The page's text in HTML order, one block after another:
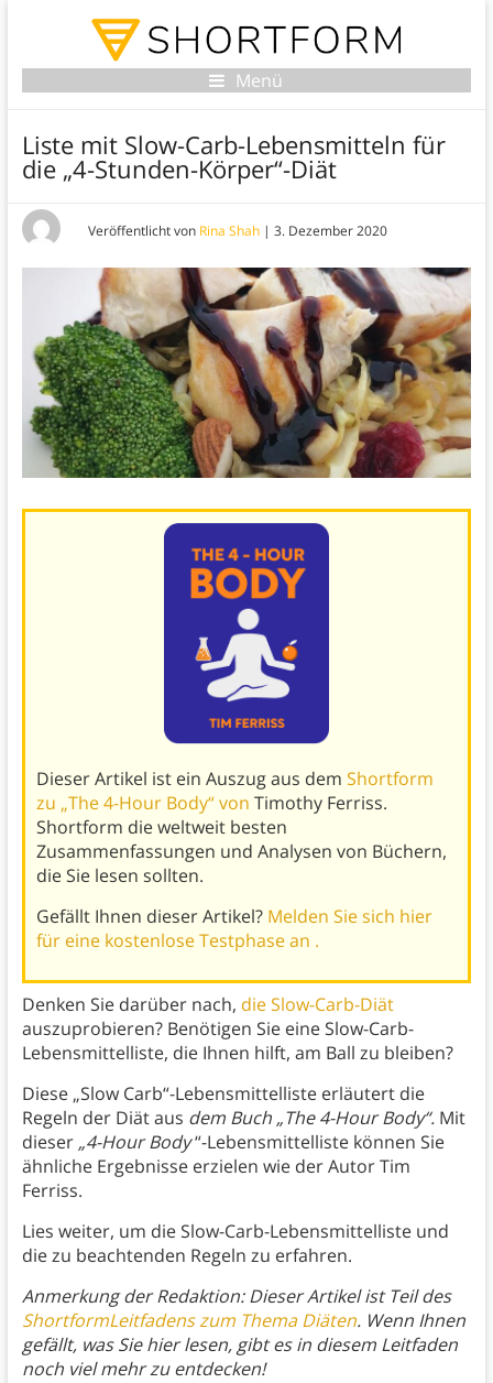
Menü
Liste mit Slow-Carb-Lebensmitteln für
die „4-Stunden-Körper“-Diät
Veröffentlicht von Rina Shah| 3. Dezember 2020
Dieser Artikel ist ein Auszug aus dem Shortform
zu „The 4-Hour Body“ von Timothy Ferriss.
Shortform die weltweit besten
Zusammenfassungen und Analysen von Büchern,
die Sie lesen sollten.
Gefällt Ihnen dieser Artikel? Melden Sie sich hier
für eine kostenlose Testphase an .
Denken Sie darüber nach, die Slow-Carb-Diät
auszuprobieren? Benötigen Sie eine Slow-Carb-
Lebensmittelliste, die Ihnen hilft, am Ball zu bleiben?
Diese „Slow Carb“-Lebensmittelliste erläutert die
Regeln der Diät aus dem Buch „The 4-Hour Body“.Mit
dieser„4-Hour Body“-Lebensmittelliste können Sie
ähnliche Ergebnisse erzielen wie der Autor Tim
Ferriss.
Lies weiter, um die Slow-Carb-Lebensmittelliste und
die zu beachtenden Regeln zu erfahren.
Anmerkung der Redaktion: Dieser Artikel ist Teil des
ShortformLeitfadens zum Thema Diäten. Wenn Ihnen
gefällt, was Sie hier lesen, gibt es in diesem Leitfaden
noch viel mehr zu entdecken!